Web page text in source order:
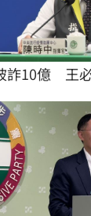
詐10億　王